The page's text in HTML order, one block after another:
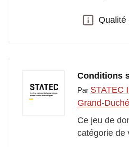
Qualité
Qualité
Conditions
Par STATEC
Grand-
Ce jeu de
catégorie de